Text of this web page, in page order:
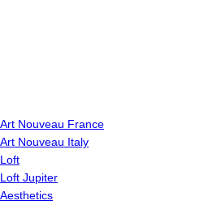
Nouveau France
Nouveau Italy
Jupiter